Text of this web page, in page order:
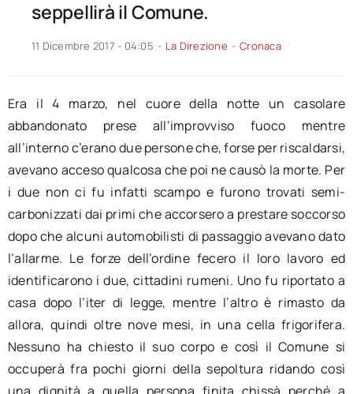
seppellirà il Comune.
11 Dicembre 2017 - 04:05 - La Direzione - Cronaca
Era il 4 marzo, nel cuore della notte un casolare
abbandonato prese all’improvviso fuoco mentre
all’interno c’erano due persone che, forse per riscaldarsi,
avevano acceso qualcosa che poi ne causò la morte. Per
i due non ci fu infatti scampo e furono trovati semi-
carbonizzati dai primi che accorsero a prestare soccorso
dopo che alcuni automobilisti di passaggio avevano dato
l’allarme. Le forze dell’ordine fecero il loro lavoro ed
identificarono i due, cittadini rumeni. Uno fu riportato a
casa dopo l’iter di legge, mentre l’altro è rimasto da
allora, quindi oltre nove mesi, in una cella frigorifera.
Nessuno ha chiesto il suo corpo e così il Comune si
occuperà fra pochi giorni della sepoltura ridando così